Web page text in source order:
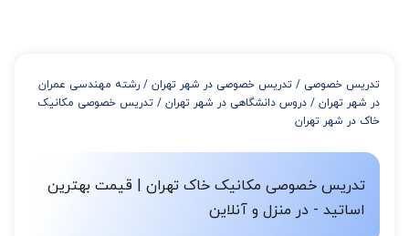
از 12 تا 15 جلسه: 7% تخفیف
از 16 تا 100 جلسه: 9% تخفیف
تدریس خصوصی / تدریس خصوصی در شهر تهران / رشته مهندسی عمران
در شهر تهران / دروس دانشگاهی در شهر تهران / تدریس خصوصی مکانیک
خاک در شهر تهران
تدریس خصوصی مکانیک خاک تهران | قیمت بهترین
اساتید - در منزل و آنلاین